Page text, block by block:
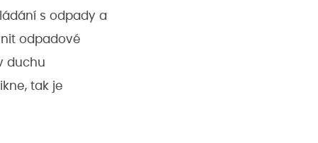
s odpady a
odpadové
duchu
tak je